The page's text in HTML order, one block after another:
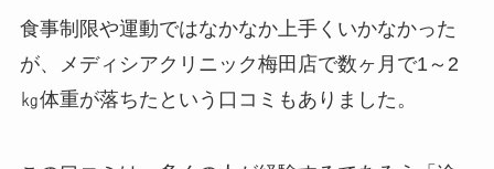
食事制限や運動ではなかなか上手くいかなかった
が、メディシアクリニック梅田店で数ヶ月で1～2
㎏体重が落ちたという口コミもありました。